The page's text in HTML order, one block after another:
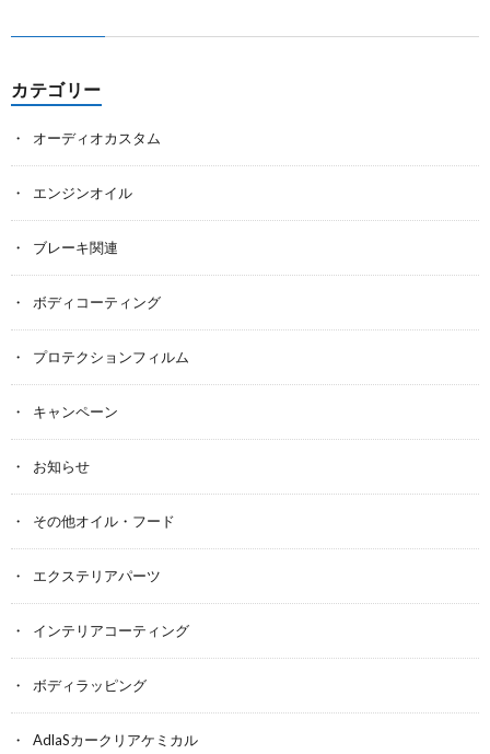
カテゴリー
オーディオカスタム
エンジンオイル
ブレーキ関連
ボディコーティング
プロテクションフィルム
キャンペーン
お知らせ
その他オイル・フード
エクステリアパーツ
インテリアコーティング
ボディラッピング
AdlaSカークリアケミカル